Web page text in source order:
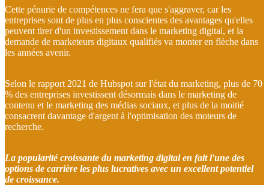
Cette pénurie de compétences ne fera que s'aggraver, car les
entreprises sont de plus en plus conscientes des avantages qu'elles
peuvent tirer d'un investissement dans le marketing digital, et la
demande de marketeurs digitaux qualifiés va monter en flèche dans
les années avenir.
Selon le rapport 2021 de Hubspot sur l'état du marketing, plus de 70
% des entreprises investissent désormais dans le marketing de
contenu et le marketing des médias sociaux, et plus de la moitié
consacrent davantage d'argent à l'optimisation des moteurs de
recherche.
La popularité croissante du marketing digital en fait l'une des
options de carrière les plus lucratives avec un excellent potentiel
de croissance.